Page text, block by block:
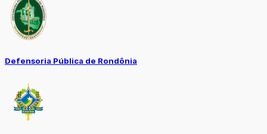
Defensoria Pública de Rondônia